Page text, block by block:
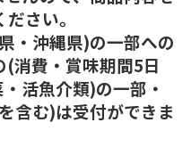
さい。
・沖縄県)の一部への
消費・賞味期間5日
活魚介類)の一部・
含む)は受付ができま